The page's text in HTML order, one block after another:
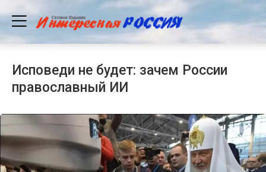
Исповеди не будет: зачем России
православный ИИ